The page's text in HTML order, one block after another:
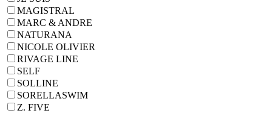
MAGISTRAL
MARC & ANDRE
NATURANA
NICOLE OLIVIER
RIVAGE LINE
SELF
SOLLINE
SORELLASWIM
Z. FIVE